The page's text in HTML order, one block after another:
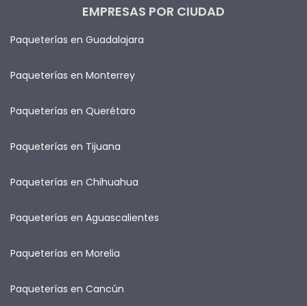
EMPRESAS POR CIUDAD
Paqueterías en Guadalajara
Paqueterías en Monterrey
Paqueterías en Querétaro
Paqueterías en Tijuana
Paqueterías en Chihuahua
Paqueterías en Aguascalientes
Paqueterías en Morelia
Paqueterías en Cancún